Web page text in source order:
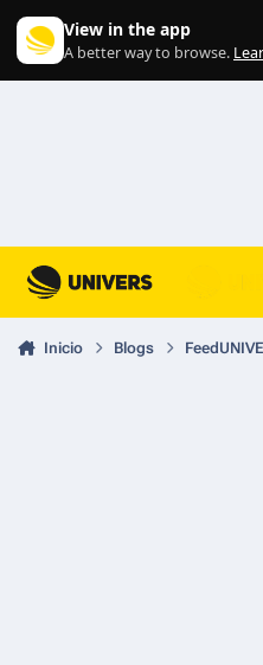
View in the app
A better way to browse.
Inicio Blogs